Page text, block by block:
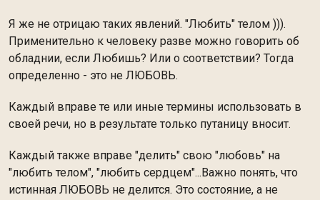
Я же не отрицаю таких явлений. "Любить" телом ))).
Применительно к человеку разве можно говорить об
обладнии, если Любишь? Или о соответствии? Тогда
определенно - это не ЛЮБОВЬ.
Каждый вправе те или иные термины использовать в
своей речи, но в результате только путаницу вносит.
Каждый также вправе "делить" свою "любовь" на
"любить телом", "любить сердцем"...Важно понять, что
истинная ЛЮБОВЬ не делится. Это состояние, а не